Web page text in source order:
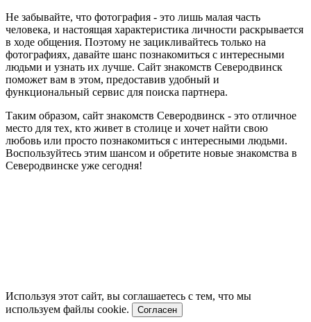
Не забывайте, что фотография - это лишь малая часть
человека, и настоящая характеристика личности раскрывается
в ходе общения. Поэтому не зацикливайтесь только на
фотографиях, давайте шанс познакомиться с интересными
людьми и узнать их лучше. Сайт знакомств Северодвинск
поможет вам в этом, предоставив удобный и
функциональный сервис для поиска партнера.
Таким образом, сайт знакомств Северодвинск - это отличное
место для тех, кто живет в столице и хочет найти свою
любовь или просто познакомиться с интересными людьми.
Воспользуйтесь этим шансом и обретите новые знакомства в
Северодвинске уже сегодня!
Используя этот сайт, вы соглашаетесь с тем, что мы
используем файлы cookie.
Согласен